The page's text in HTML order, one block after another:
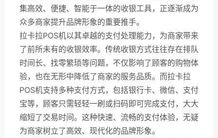
集高效、便捷、智能于一体的收银工具，正逐渐成为
众多商家提升品牌形象的重要推手。
拉卡拉POS机以其卓越的支付处理能力，为商家带来
了前所未有的收银效率。传统收银方式往往存在排队
时间长、找零繁琐等问题，不仅影响了顾客的购物体
验，也在无形中降低了商家的服务品质。而拉卡拉
POS机支持多种支付方式，包括银行卡、微信、支付
宝等，顾客只需轻轻一刷或扫码即可完成支付，大大
缩短了交易时间。这种快速、流畅的支付体验，无疑
为商家树立了高效、现代化的品牌形象。